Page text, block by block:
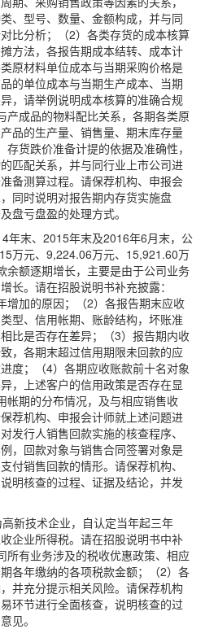
、型号、数量、金额构成，并与同
比分析；（2）各类存货的成本核算
方法，各报告期成本结转、成本计
原材料单位成本与当期采购价格是
的单位成本与当期生产成本、当期
，请举例说明成本核算的准确合规
产成品的物料配比关系，各期各类原
品的生产量、销售量、期末库存量
货跌价准备计提的依据及准确性，
匹配关系，并与同行业上市公司进
备测算过程。请保荐机构、申报会
同时说明对报告期内存货实施盘
盘亏盘盈的处理方式。
年末、2015年末及2016年6月末，公
万元、9,224.06万元、15,921.60万
余额逐期增长，主要是由于公司业务
长。请在招股说明书补充披露：
增加的原因；（2）各报告期末应收
型、信用帐期、账龄结构，坏账准
比是否存在差异；（3）报告期内收
，各期末超过信用期限未回款的应
度；（4）各期应收账款前十名对象
，上述客户的信用政策是否存在显
帐期的分布情况，及与相应销售收
荐机构、申报会计师就上述问题进
发行人销售回款实施的核查程序、
，回款对象与销售合同签署对象是
付销售回款的情形。请保荐机构、
明核查的过程、证据及结论，并发
新技术企业，自认定当年起三年
企业所得税。请在招股说明书中补
所有业务涉及的税收优惠政策、相应
各年缴纳的各项税款金额；（2）各
并充分提示相关风险。请保荐机构
环节进行全面核查，说明核查的过
见。